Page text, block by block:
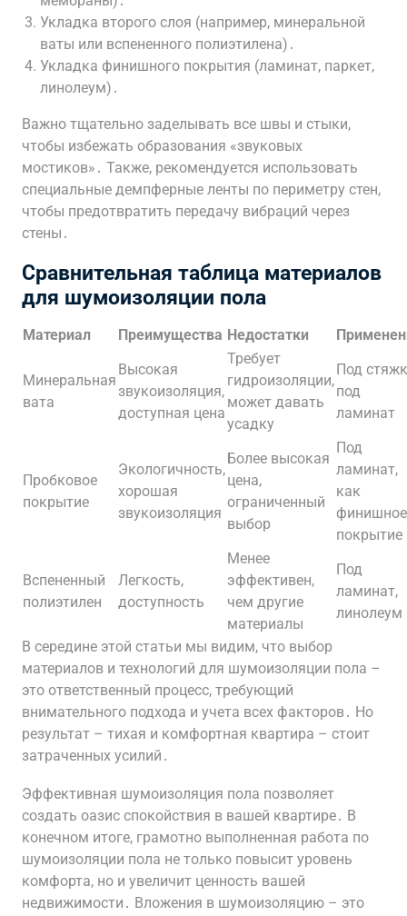
Укладка второго слоя (например, минеральной
ваты или вспененного полиэтилена)․
Укладка финишного покрытия (ламинат, паркет,
линолеум)․
Важно тщательно заделывать все швы и стыки,
чтобы избежать образования «звуковых
мостиков»․ Также, рекомендуется использовать
специальные демпферные ленты по периметру стен,
чтобы предотвратить передачу вибраций через
стены․
Сравнительная таблица материалов
для шумоизоляции пола
Материал Преимущества Недостатки
Минеральная
вата
Высокая
звукоизоляция,
доступная цена
Требует
гидроизоляции,
может давать
усадку
Под
под
ламинат
Пробковое
покрытие
Экологичность,
хорошая
звукоизоляция
Более высокая
цена,
ограниченный
выбор
Под
ламинат,
как
финишное
покрытие
Вспененный
полиэтилен
Легкость,
доступность
Менее
эффективен,
чем другие
материалы
Под
ламинат,
линолеум
В середине этой статьи мы видим, что выбор
материалов и технологий для шумоизоляции пола –
это ответственный процесс, требующий
внимательного подхода и учета всех факторов․ Но
результат – тихая и комфортная квартира – стоит
затраченных усилий․
Эффективная шумоизоляция пола позволяет
создать оазис спокойствия в вашей квартире․ В
конечном итоге, грамотно выполненная работа по
шумоизоляции пола не только повысит уровень
комфорта, но и увеличит ценность вашей
недвижимости․ Вложения в шумоизоляцию – это